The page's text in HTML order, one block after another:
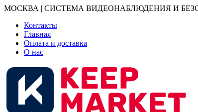
МОСКВА | СИСТЕМА ВИДЕОНАБЛЮДЕНИЯ И
Контакты
Главная
Оплата и доставка
О нас